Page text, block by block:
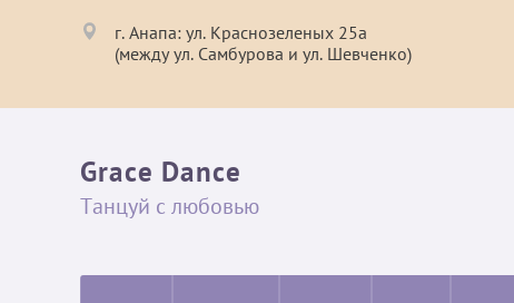
г. Анапа: ул. Краснозеленых 25а
(между ул. Самбурова и ул. Шевченко)
Grace Dance
Танцуй с любовью